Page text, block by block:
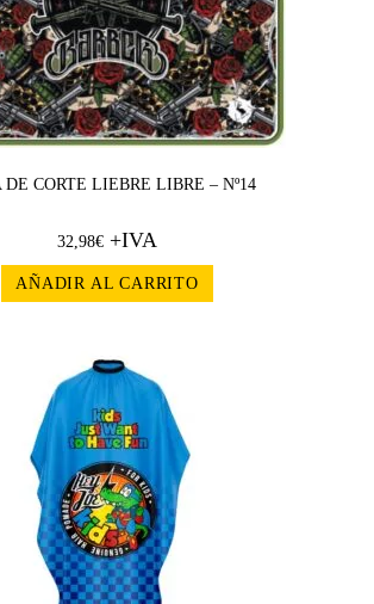
DE CORTE LIEBRE LIBRE – Nº14
32,98€ +IVA
AÑADIR AL CARRITO